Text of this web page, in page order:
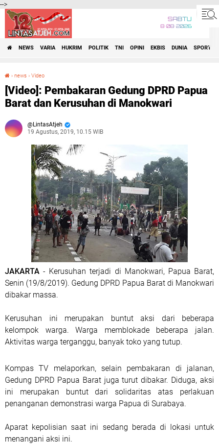
-->
SABTU
8•08•2026
NEWS VARIA HUKRIM POLITIK TNI OPINI EKBIS DUNIA SPORT
› news › Video
[Video]: Pembakaran Gedung DPRD Papua
Barat dan Kerusuhan di Manokwari
LintasAtjeh
19 Agustus, 2019, 10.15 WIB
JAKARTA - Kerusuhan terjadi di Manokwari, Papua Barat,
Senin (19/8/2019). Gedung DPRD Papua Barat di Manokwari
dibakar massa.
Kerusuhan ini merupakan buntut aksi dari beberapa
kelompok warga. Warga memblokade beberapa jalan.
Aktivitas warga terganggu, banyak toko yang tutup.
Kompas TV melaporkan, selain pembakaran di jalanan,
Gedung DPRD Papua Barat juga turut dibakar. Diduga, aksi
ini merupakan buntut dari solidaritas atas perlakuan
penanganan demonstrasi warga Papua di Surabaya.
Aparat kepolisian saat ini sedang berada di lokasi untuk
menangani aksi ini.